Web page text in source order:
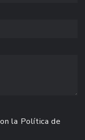
la Política de